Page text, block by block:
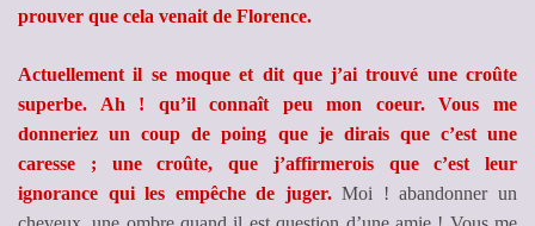
prouver que cela venait de Florence.
Actuellement il se moque et dit que j’ai trouvé une croûte
superbe. Ah ! qu’il connaît peu mon coeur. Vous me
donneriez un coup de poing que je dirais que c’est une
caresse ; une croûte, que j’affirmerois que c’est leur
ignorance qui les empêche de juger.Moi ! abandonner un